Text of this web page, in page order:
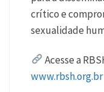
crítico e
sexualidade
Acesse a
www.rbsh.org.br